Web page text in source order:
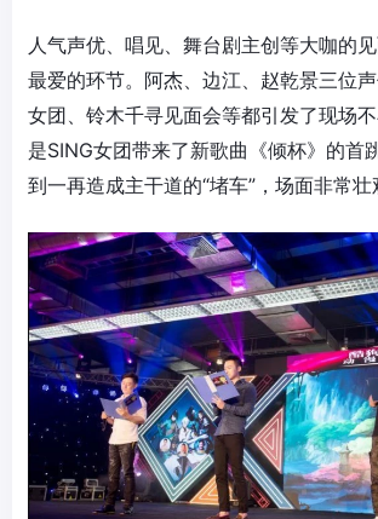
人气声优、唱见、舞台剧主创等大咖的
最爱的环节。阿杰、边江、赵乾景三位
女团、铃木千寻见面会等都引发了现场
是SING女团带来了新歌曲《倾杯》的首
到一再造成主干道的“堵车”，场面非常壮